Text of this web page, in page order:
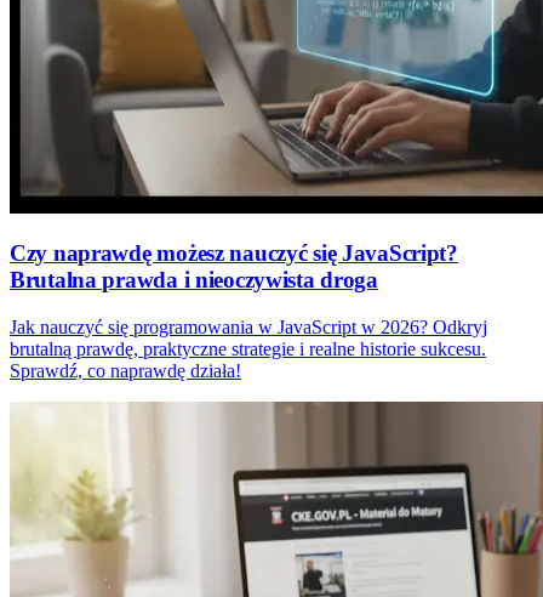
Czy naprawdę możesz nauczyć się JavaScript?
Brutalna prawda i nieoczywista droga
Jak nauczyć się programowania w JavaScript w 2026? Odkryj
brutalną prawdę, praktyczne strategie i realne historie sukcesu.
Sprawdź, co naprawdę działa!